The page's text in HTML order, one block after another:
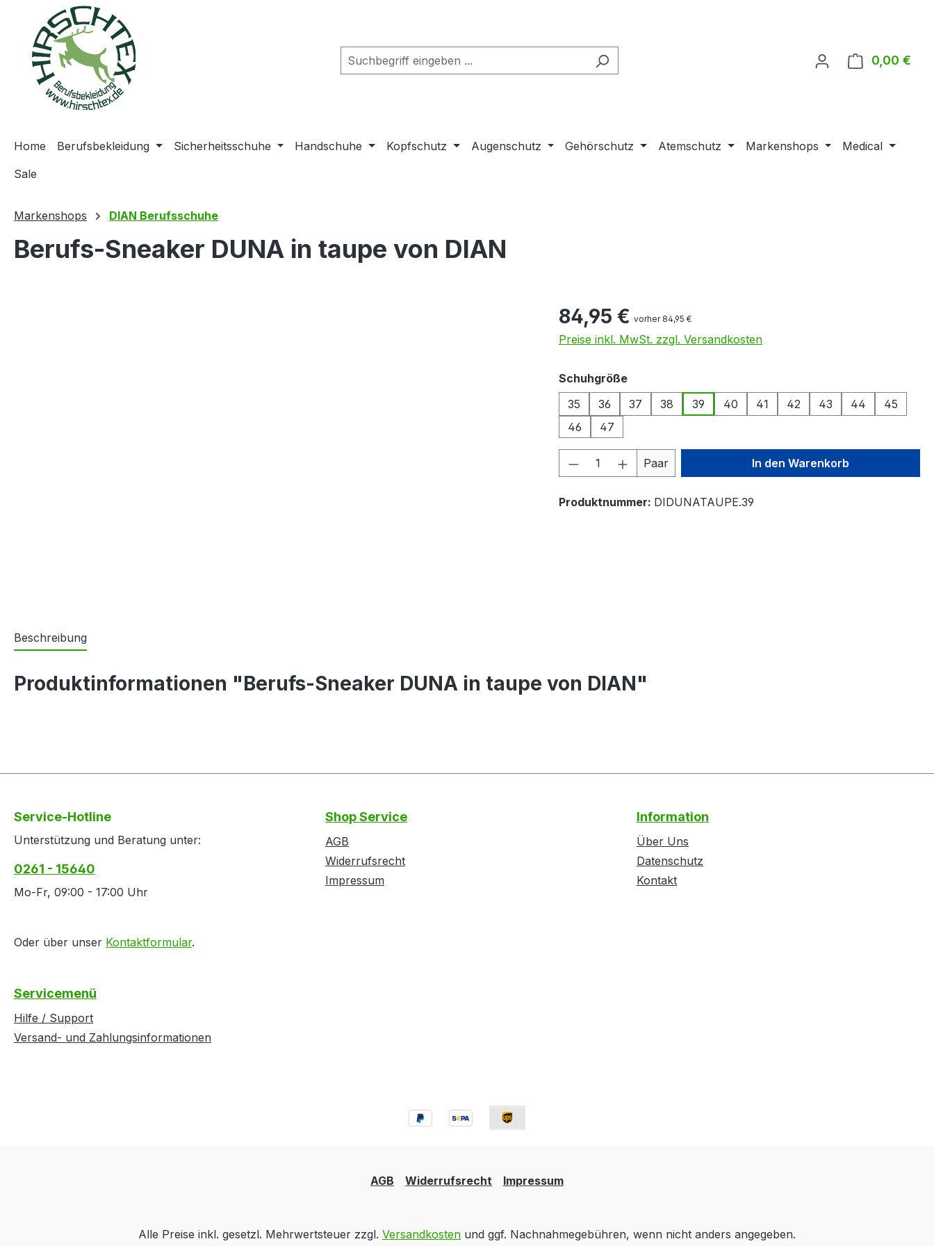
Zur Hauptnavigation springen
0,00 €
Home Berufsbekleidung Sicherheitsschuhe Handschuhe Kopfschutz Augenschutz Gehörschutz Atemschutz Markenshops
Medical
Sale
Markenshops DIAN Berufsschuhe
Berufs-Sneaker DUNA in taupe von DIAN
84,95 € vorher 84,95 €
Preise inkl. MwSt. zzgl. Versandkosten
Schuhgrößeauswählen
35
36 37 38 39 40 41 42 43 44
45
46
47
Produkt Anzahl: Gib den gewünschten Wert
Paar In den Warenkorb
Produktnummer: DIDUNATAUPE.39
Beschreibung
Produktinformationen "Berufs-Sneaker DUNA in taupe von DIAN"
Service-Hotline
Unterstützung und Beratung unter:
0261 - 15640
Mo-Fr, 09:00 - 17:00 Uhr
Oder über unser Kontaktformular.
Shop Service
AGB
Widerrufsrecht
Impressum
Information
Über Uns
Datenschutz
Kontakt
Servicemenü
Hilfe / Support
Versand- und Zahlungsinformationen
AGB Widerrufsrecht Impressum
Alle Preise inkl. gesetzl. Mehrwertsteuer zzgl. Versandkosten und ggf. Nachnahmegebühren, wenn nicht anders angegeben.